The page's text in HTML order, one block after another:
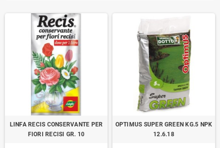
LINFA RECIS CONSERVANTE PER
FIORI RECISI GR. 10
OPTIMUS SUPER GREEN KG.5 NPK
12.6.18